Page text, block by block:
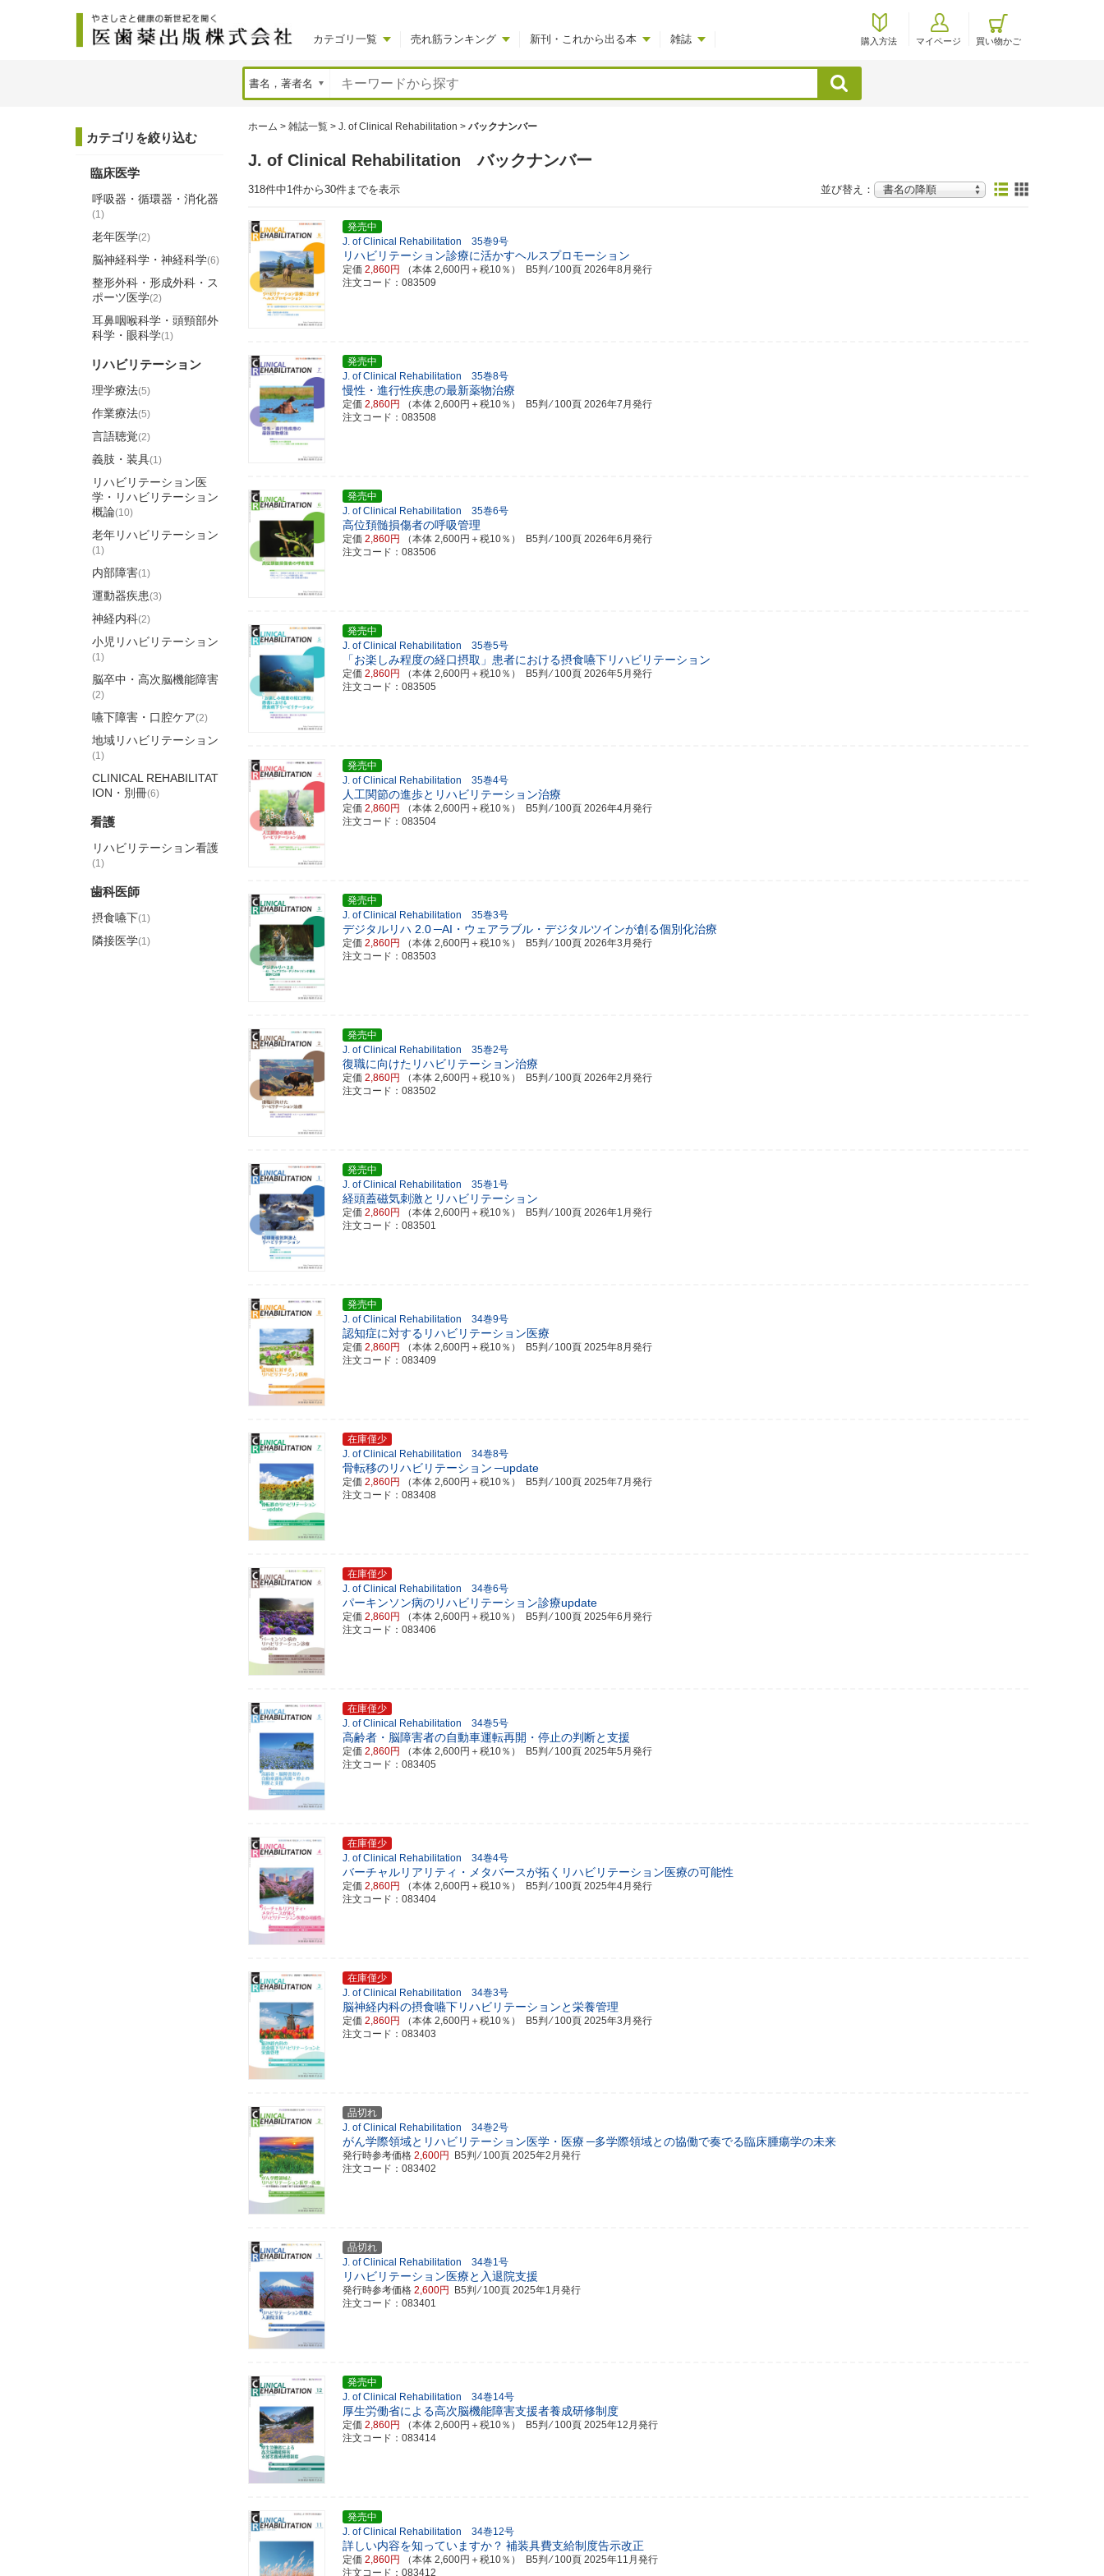
カテゴリ一覧 売れ筋ランキング 新刊・これから出る本 雑誌 購入方法 マイページ 買い物かご
検索
ホーム > 雑誌一覧 > J. of Clinical Rehabilitation > バックナンバー
J. of Clinical Rehabilitation バックナンバー
318件中1件から30件までを表示 並び替え：
発売中
J. of Clinical Rehabilitation 35巻9号
リハビリテーション診療に活かすヘルスプロモーション
定価 2,860円 （本体 2,600円＋税10％） B5判 ⁄ 100頁 2026年8月発行
注文コード：083509
発売中
J. of Clinical Rehabilitation 35巻8号
慢性・進行性疾患の最新薬物治療
定価 2,860円 （本体 2,600円＋税10％） B5判 ⁄ 100頁 2026年7月発行
注文コード：083508
発売中
J. of Clinical Rehabilitation 35巻6号
高位頚髄損傷者の呼吸管理
定価 2,860円 （本体 2,600円＋税10％） B5判 ⁄ 100頁 2026年6月発行
注文コード：083506
発売中
J. of Clinical Rehabilitation 35巻5号
「お楽しみ程度の経口摂取」患者における摂食嚥下リハビリテーション
定価 2,860円 （本体 2,600円＋税10％） B5判 ⁄ 100頁 2026年5月発行
注文コード：083505
発売中
J. of Clinical Rehabilitation 35巻4号
人工関節の進歩とリハビリテーション治療
定価 2,860円 （本体 2,600円＋税10％） B5判 ⁄ 100頁 2026年4月発行
注文コード：083504
発売中
J. of Clinical Rehabilitation 35巻3号
デジタルリハ 2.0─AI・ウェアラブル・デジタルツインが創る個別化治療
定価 2,860円 （本体 2,600円＋税10％） B5判 ⁄ 100頁 2026年3月発行
注文コード：083503
発売中
J. of Clinical Rehabilitation 35巻2号
復職に向けたリハビリテーション治療
定価 2,860円 （本体 2,600円＋税10％） B5判 ⁄ 100頁 2026年2月発行
注文コード：083502
発売中
J. of Clinical Rehabilitation 35巻1号
経頭蓋磁気刺激とリハビリテーション
定価 2,860円 （本体 2,600円＋税10％） B5判 ⁄ 100頁 2026年1月発行
注文コード：083501
発売中
J. of Clinical Rehabilitation 34巻9号
認知症に対するリハビリテーション医療
定価 2,860円 （本体 2,600円＋税10％） B5判 ⁄ 100頁 2025年8月発行
注文コード：083409
在庫僅少
J. of Clinical Rehabilitation 34巻8号
骨転移のリハビリテーション ─update
定価 2,860円 （本体 2,600円＋税10％） B5判 ⁄ 100頁 2025年7月発行
注文コード：083408
在庫僅少
J. of Clinical Rehabilitation 34巻6号
パーキンソン病のリハビリテーション診療update
定価 2,860円 （本体 2,600円＋税10％） B5判 ⁄ 100頁 2025年6月発行
注文コード：083406
在庫僅少
J. of Clinical Rehabilitation 34巻5号
高齢者・脳障害者の自動車運転再開・停止の判断と支援
定価 2,860円 （本体 2,600円＋税10％） B5判 ⁄ 100頁 2025年5月発行
注文コード：083405
在庫僅少
J. of Clinical Rehabilitation 34巻4号
バーチャルリアリティ・メタバースが拓くリハビリテーション医療の可能性
定価 2,860円 （本体 2,600円＋税10％） B5判 ⁄ 100頁 2025年4月発行
注文コード：083404
在庫僅少
J. of Clinical Rehabilitation 34巻3号
脳神経内科の摂食嚥下リハビリテーションと栄養管理
定価 2,860円 （本体 2,600円＋税10％） B5判 ⁄ 100頁 2025年3月発行
注文コード：083403
品切れ
J. of Clinical Rehabilitation 34巻2号
がん学際領域とリハビリテーション医学・医療 ─多学際領域との協働で奏でる臨床腫瘍学の未来
発行時参考価格 2,600円 B5判 ⁄ 100頁 2025年2月発行
注文コード：083402
品切れ
J. of Clinical Rehabilitation 34巻1号
リハビリテーション医療と入退院支援
発行時参考価格 2,600円 B5判 ⁄ 100頁 2025年1月発行
注文コード：083401
発売中
J. of Clinical Rehabilitation 34巻14号
厚生労働省による高次脳機能障害支援者養成研修制度
定価 2,860円 （本体 2,600円＋税10％） B5判 ⁄ 100頁 2025年12月発行
注文コード：083414
発売中
J. of Clinical Rehabilitation 34巻12号
詳しい内容を知っていますか？ 補装具費支給制度告示改正
定価 2,860円 （本体 2,600円＋税10％） B5判 ⁄ 100頁 2025年11月発行
注文コード：083412
カテゴリを絞り込む
臨床医学
呼吸器・循環器・消化器
(1)
老年医学(2)
脳神経科学・神経科学(6)
整形外科・形成外科・ス
ポーツ医学(2)
耳鼻咽喉科学・頭頸部外
科学・眼科学(1)
リハビリテーション
理学療法(5)
作業療法(5)
言語聴覚(2)
義肢・装具(1)
リハビリテーション医
学・リハビリテーション
概論(10)
老年リハビリテーション
(1)
内部障害(1)
運動器疾患(3)
神経内科(2)
小児リハビリテーション
(1)
脳卒中・高次脳機能障害
(2)
嚥下障害・口腔ケア(2)
地域リハビリテーション
(1)
CLINICAL REHABILITAT
ION・別冊(6)
看護
リハビリテーション看護
(1)
歯科医師
摂食嚥下(1)
隣接医学(1)